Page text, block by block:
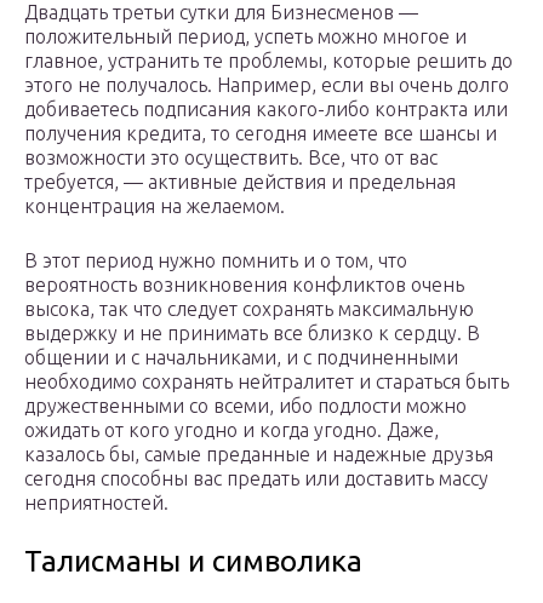
Двадцать третьи сутки для Бизнесменов —
положительный период, успеть можно многое и
главное, устранить те проблемы, которые решить до
этого не получалось. Например, если вы очень долго
добиваетесь подписания какого-либо контракта или
получения кредита, то сегодня имеете все шансы и
возможности это осуществить. Все, что от вас
требуется, — активные действия и предельная
концентрация на желаемом.
В этот период нужно помнить и о том, что
вероятность возникновения конфликтов очень
высока, так что следует сохранять максимальную
выдержку и не принимать все близко к сердцу. В
общении и с начальниками, и с подчиненными
необходимо сохранять нейтралитет и стараться быть
дружественными со всеми, ибо подлости можно
ожидать от кого угодно и когда угодно. Даже,
казалось бы, самые преданные и надежные друзья
сегодня способны вас предать или доставить массу
неприятностей.
Талисманы и символика